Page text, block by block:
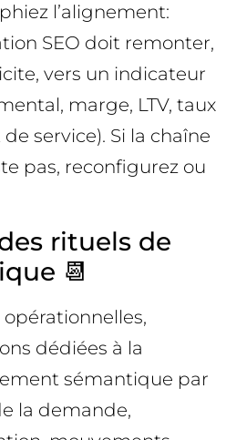
l’alignement:
SEO doit remonter,
vers un indicateur
marge, LTV, taux
service). Si la chaîne
pas, reconfigurez ou
rituels de
📆
dédiées à la
sémantique par
la demande,